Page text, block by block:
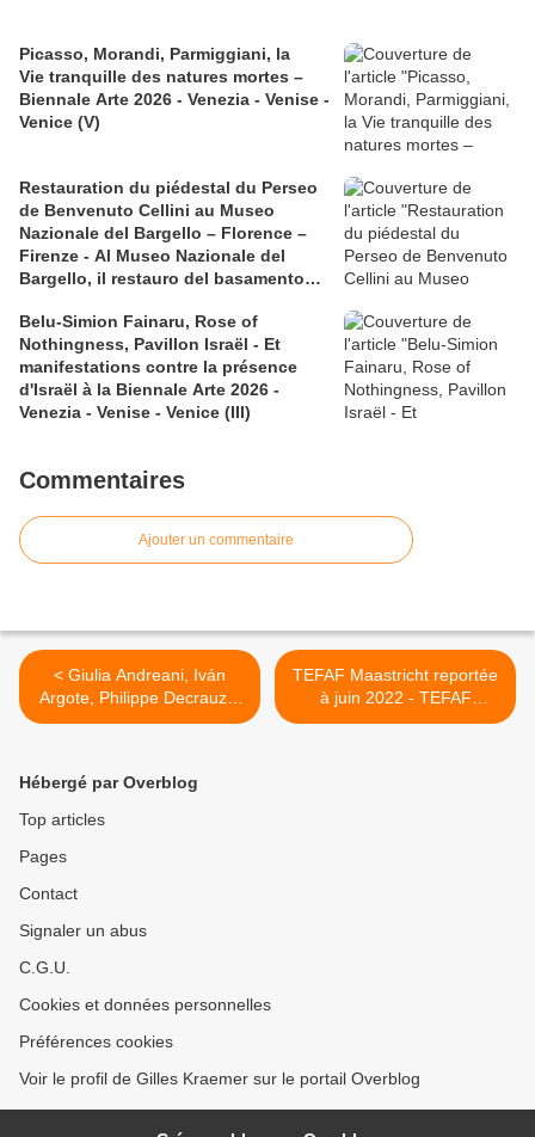
Picasso, Morandi, Parmiggiani, la
Vie tranquille des natures mortes –
Biennale Arte 2026 - Venezia - Venise -
Venice (V)
Restauration du piédestal du Perseo
de Benvenuto Cellini au Museo
Nazionale del Bargello – Florence –
Firenze - Al Museo Nazionale del
Bargello, il restauro del basamento
Belu-Simion Fainaru, Rose of
Nothingness, Pavillon Israël - Et
manifestations contre la présence
d'Israël à la Biennale Arte 2026 -
Venezia - Venise - Venice (III)
Commentaires
Ajouter un commentaire
< Giulia Andreani, Iván
Argote, Philippe Decrauzat
et Mimosa Echard, finalistes
TEFAF Maastricht reportée
à juin 2022 - TEFAF
Maastricht avrà luogo da 25
Hébergé par Overblog
Top articles
Pages
Contact
Signaler un abus
C.G.U.
Cookies et données personnelles
Préférences cookies
Voir le profil de Gilles Kraemer sur le portail Overblog